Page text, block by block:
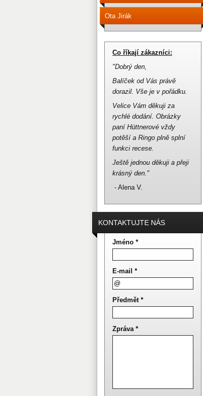
Ota Jirák
Co říkají zákazníci:
"Dobrý den,
Balíček od Vás právě
dorazil. Vše je v pořádku.
Velice Vám děkuji za
rychlé dodání. Obrázky
paní Hüttnerové vždy
potěší a Ringo plně splní
funkci recese.
Ještě jednou děkuji a přeji
krásný den."
- Alena V.
KONTAKTUJTE NÁS
Jméno *
E-mail *
Předmět *
Zpráva *